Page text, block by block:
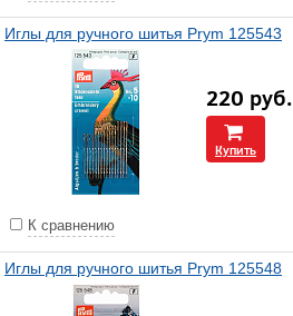
Иглы для ручного шитья Prym 125543
220 руб.
Купить
К сравнению
Иглы для ручного шитья Prym 125548